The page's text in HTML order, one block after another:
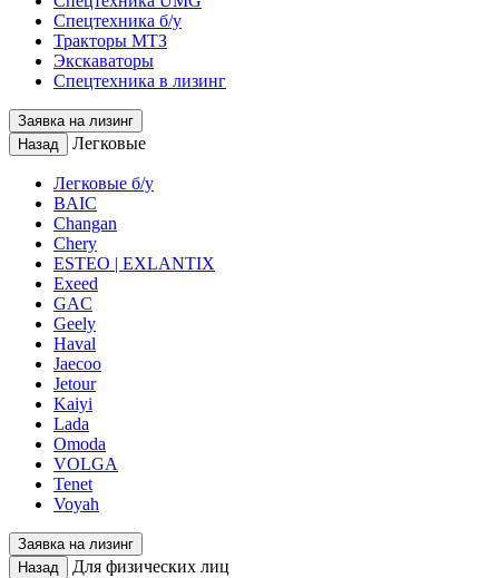
Спецтехника б/у
Тракторы МТЗ
Экскаваторы
Спецтехника в лизинг
Заявка на лизинг
Назад
Легковые
Легковые б/у
BAIC
Changan
Chery
ESTEO | EXLANTIX
Exeed
GAC
Geely
Haval
Jaecoo
Jetour
Kaiyi
Lada
Omoda
VOLGA
Tenet
Voyah
Заявка на лизинг
Назад
Для физических лиц